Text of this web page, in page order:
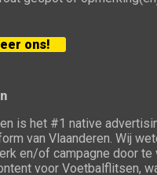
ons!
is het #1 native
van Vlaanderen. Wij
en/of campagne door te
voor Voetbalflitsen,